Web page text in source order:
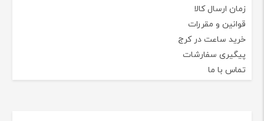
زمان ارسال کالا
قوانین و مقررات
خرید ساعت در کرج
پیگیری سفارشات
تماس با ما